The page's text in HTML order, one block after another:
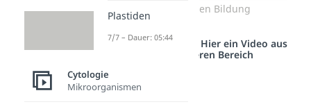
Makrophagen Bildung
Studyflix vernetzt: Hier ein Video aus
einem anderen Bereich
Plastiden
7/7 – Dauer: 05:44
Cytologie
Mikroorganismen